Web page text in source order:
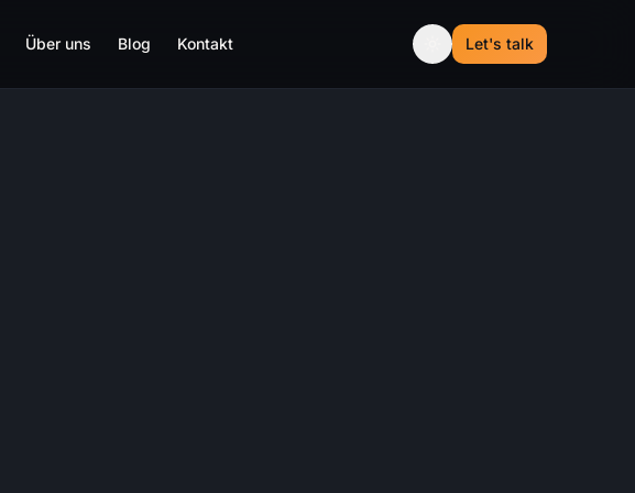
Über uns Blog Kontakt Let's talk